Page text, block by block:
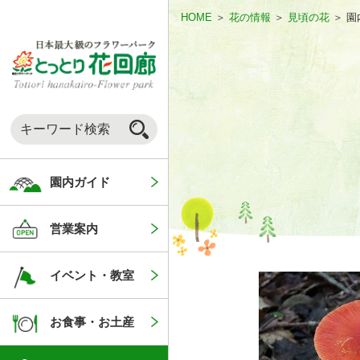
園内ガイド
営業案内
イベント・教室
お食事・お土産
HOME＞花の情報＞見頃の花 ＞ 園